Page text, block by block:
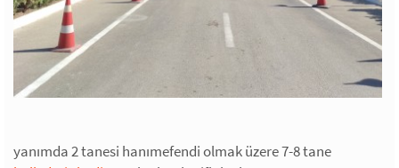
yanımda 2 tanesi hanımefendi olmak üzere 7-8 tane